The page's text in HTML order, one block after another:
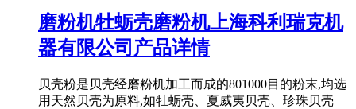
磨粉机牡蛎壳磨粉机上海科利瑞克机
器有限公司产品详情
贝壳粉是贝壳经磨粉机加工而成的801000目的粉末,均选
用天然贝壳为原料,如牡蛎壳、夏威夷贝壳、珍珠贝壳